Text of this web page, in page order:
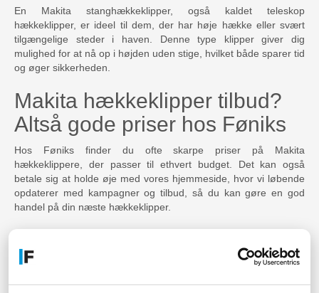
En Makita stanghækkeklipper, også kaldet teleskop
hækkeklipper, er ideel til dem, der har høje hække eller svært
tilgængelige steder i haven. Denne type klipper giver dig
mulighed for at nå op i højden uden stige, hvilket både sparer tid
og øger sikkerheden.
Makita hækkeklipper tilbud?
Altså gode priser hos Føniks
Hos Føniks finder du ofte skarpe priser på Makita
hækkeklippere, der passer til ethvert budget. Det kan også
betale sig at holde øje med vores hjemmeside, hvor vi løbende
opdaterer med kampagner og tilbud, så du kan gøre en god
handel på din næste hækkeklipper.
hos Føniks